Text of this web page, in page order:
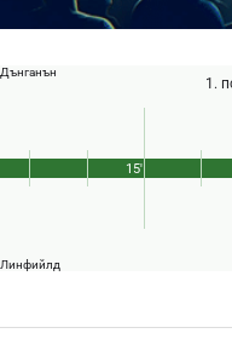
Дънганън
1.
Линфийлд
15'